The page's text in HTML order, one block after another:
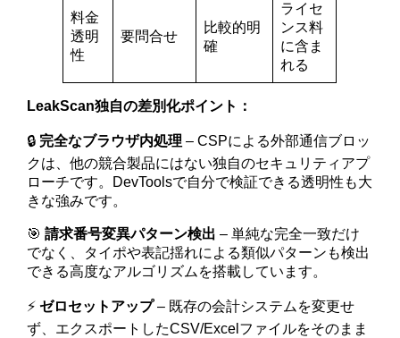
料金
透明
性
要問合せ
比較的明
確
ライセ
ンス料
に含ま
れる
LeakScan独自の差別化ポイント：
🔒 完全なブラウザ内処理 – CSPによる外部通信ブロッ
クは、他の競合製品にはない独自のセキュリティアプ
ローチです。DevToolsで自分で検証できる透明性も大
きな強みです。
🎯請求番号変異パターン検出 – 単純な完全一致だけ
でなく、タイポや表記揺れによる類似パターンも検出
できる高度なアルゴリズムを搭載しています。
⚡ゼロセットアップ– 既存の会計システムを変更せ
ず、エクスポートしたCSV/Excelファイルをそのまま